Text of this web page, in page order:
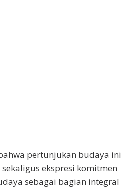
pertunjukan budaya ini
ekspresi komitmen
sebagai bagian integral